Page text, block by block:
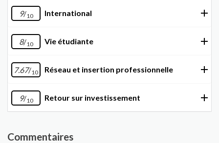
9/10 International
8/10 Vie étudiante
7.67/10 Réseau et insertion professionnelle
9/10 Retour sur investissement
Commentaires